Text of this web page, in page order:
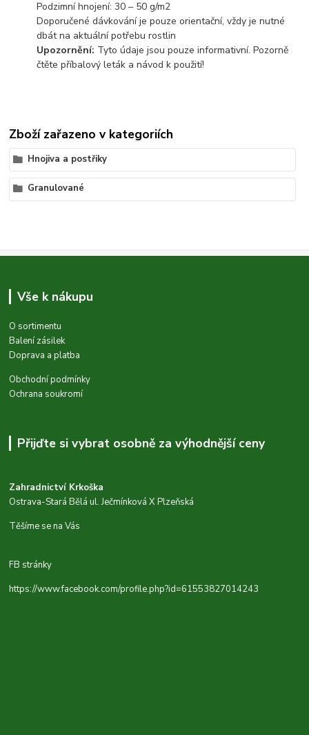
Podzimní hnojení: 30 – 50 g/m2
Doporučené dávkování je pouze orientační, vždy je nutné
dbát na aktuální potřebu rostlin
Upozornění: Tyto údaje jsou pouze informativní. Pozorně
čtěte příbalový leták a návod k použití!
Zboží zařazeno v kategoriích
Hnojiva a postřiky
Granulované
Vše k nákupu
O sortimentu
Balení zásilek
Doprava a platba
Obchodní podmínky
Ochrana soukromí
Přijďte si vybrat osobně za výhodnější ceny
Zahradnictví Krkoška
Ostrava-Stará Bělá ul. Ječmínková X Plzeňská
Těšíme se na Vás
FB stránky
https://www.facebook.com/profile.php?id=61553827014243